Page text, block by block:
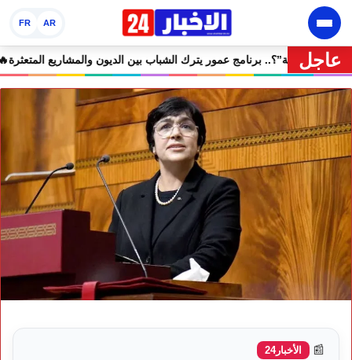
AR
FR
عاجل 🔥 “فرصة” أم “ورطة”؟.. برنامج عمور يترك الشباب بين
📰 الأخبار24